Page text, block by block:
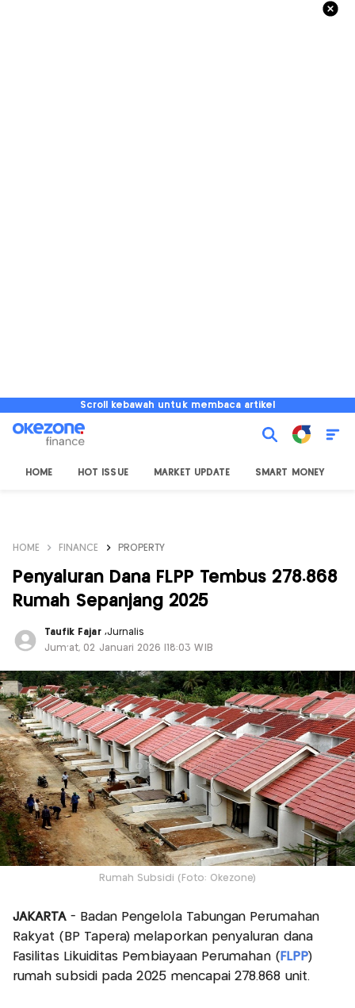
Scroll kebawah untuk membaca artikel
HOME HOT ISSUE MARKET UPDATE SMART MONEY
HOME FINANCE PROPERTY
Penyaluran Dana FLPP Tembus 278.868
Rumah Sepanjang 2025
Taufik Fajar ,Jurnalis
Jum'at, 02 Januari 2026 |18:03 WIB
Rumah Subsidi (Foto: Okezone)
JAKARTA- Badan Pengelola Tabungan Perumahan
Rakyat (BP Tapera) melaporkan penyaluran dana
Fasilitas Likuiditas Pembiayaan Perumahan ( FLPP)
rumah subsidi pada 2025 mencapai 278.868 unit.